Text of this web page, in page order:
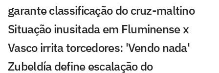
garante classificação do cruz-maltino
Situação inusitada em Fluminense x
Vasco irrita torcedores: 'Vendo nada'
Zubeldía define escalação do